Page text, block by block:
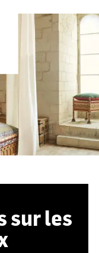
sur les